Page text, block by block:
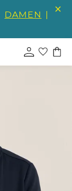
DAMEN |